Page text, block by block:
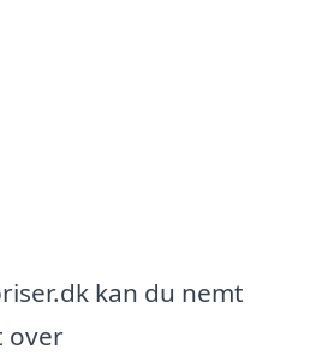
kan du nemt
over